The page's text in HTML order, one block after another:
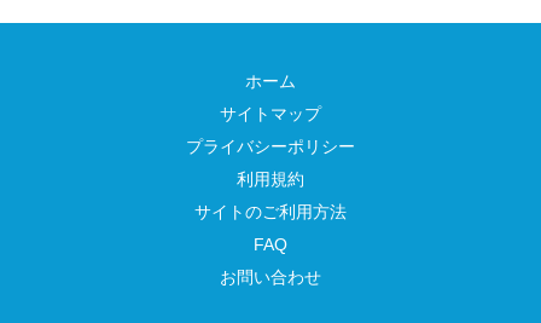
ホーム
サイトマップ
プライバシーポリシー
利用規約
サイトのご利用方法
FAQ
お問い合わせ